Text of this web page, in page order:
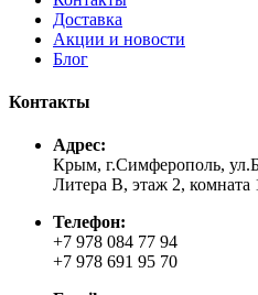
Доставка
Акции и новости
Блог
Контакты
Адрес:
Крым, г.Симферополь,
Литера В, этаж 2, комната
Телефон:
+7 978 084 77 94
+7 978 691 95 70